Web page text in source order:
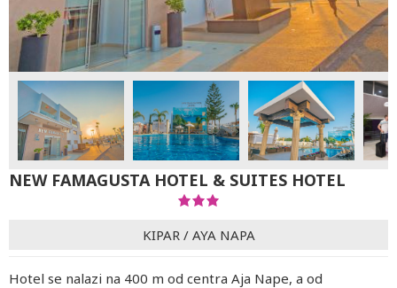
NEW FAMAGUSTA HOTEL & SUITES HOTEL
KIPAR / AYA NAPA
Hotel se nalazi na 400 m od centra Aja Nape, a od